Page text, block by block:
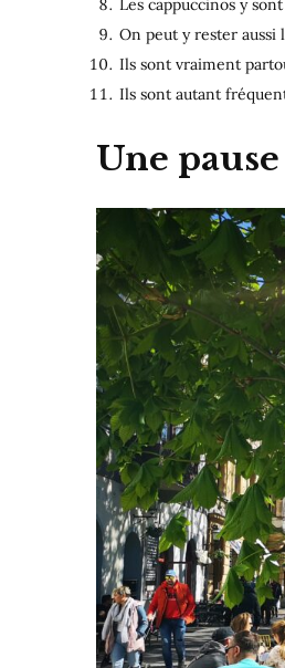
Les cappuccinos y
On peut y rester aussi
Ils sont vraiment
Ils sont autant
Une